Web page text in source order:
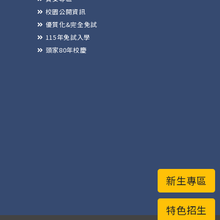
特色招生
新生專區
校園公開資訊
優質化&完全免試
115年免試入學
頭家80年校慶